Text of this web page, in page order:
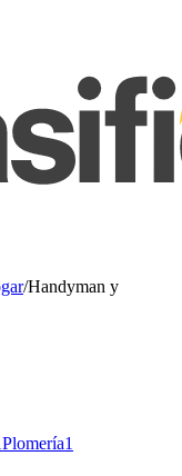
/Handyman y
Plomería1